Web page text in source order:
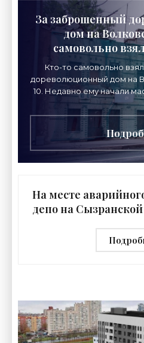
За заброшенный
дом на
самовольно
новости
Кто-то самовольно
дореволюционный дом на
10. Недавно ему начали
вместо утраченной,
На месте
депо на